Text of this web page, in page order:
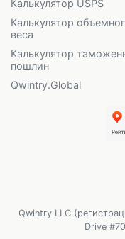
Калькулятор USPS
Калькулятор
веса
Калькулятор
пошлин
Qwintry.Global
Qwintry LLC
Drive